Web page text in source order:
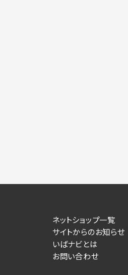
ネットショップ一覧
サイトからのお知らせ
いばナビとは
お問い合わせ